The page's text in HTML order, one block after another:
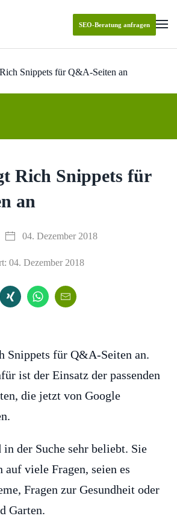
SEO-Beratung anfragen
Snippets für Q&A-Seiten an
Rich Snippets für
an
04. Dezember 2018
04. Dezember 2018
Snippets für Q&A-Seiten an.
ist der Einsatz der passenden
die jetzt von Google
der Suche sehr beliebt. Sie
viele Fragen, seien es
Fragen zur Gesundheit oder
Garten.